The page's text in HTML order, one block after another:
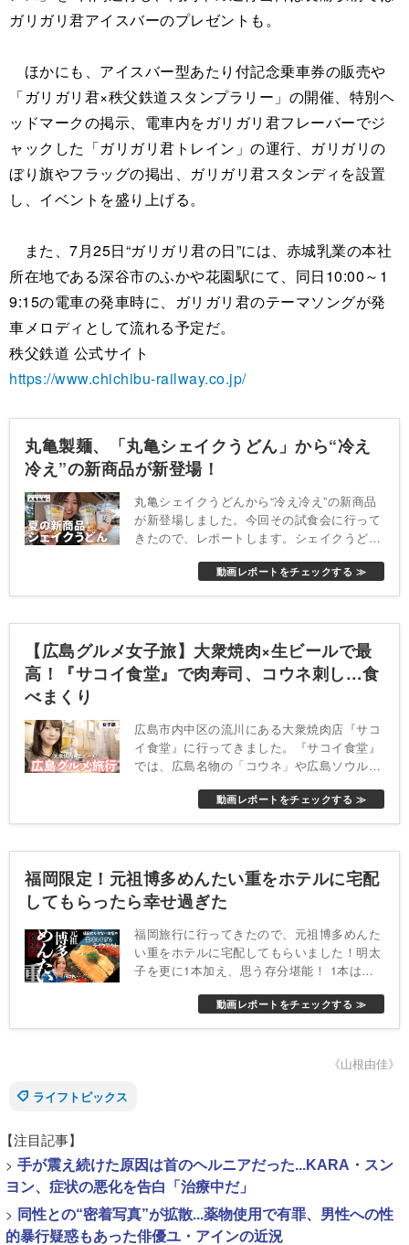
ガリガリ君アイスバーのプレゼントも。
ほかにも、アイスバー型あたり付記念乗車券の販売や
「ガリガリ君×秩父鉄道スタンプラリー」の開催、特別ヘ
ッドマークの掲示、電車内をガリガリ君フレーバーでジ
ャックした「ガリガリ君トレイン」の運行、ガリガリの
ぼり旗やフラッグの掲出、ガリガリ君スタンディを設置
し、イベントを盛り上げる。
また、7月25日“ガリガリ君の日”には、赤城乳業の本社
所在地である深谷市のふかや花園駅にて、同日10:00～1
9:15の電車の発車時に、ガリガリ君のテーマソングが発
車メロディとして流れる予定だ。
秩父鉄道 公式サイト
https://www.chichibu-railway.co.jp/
丸亀製麺、「丸亀シェイクうどん」から“冷え
冷え”の新商品が新登場！
丸亀シェイクうどんから“冷え冷え”の新商品
が新登場しました。今回その試食会に行って
きたので、レポートします。シェイクうどん
いし味も美味しいしびっくり！新しいシェイ
クうどんは18日（火）から全国の丸亀製麺に
動画レポートをチェックする ≫
【広島グルメ女子旅】大衆焼肉×生ビールで最
高！『サコイ食堂』で肉寿司、コウネ刺し…食
べまくり
広島市内中区の流川にある大衆焼肉店『サコ
イ食堂』に行ってきました。『サコイ食堂』
では、広島名物の「コウネ」や広島ソウルフ
動画レポートをチェックする ≫
福岡限定！元祖博多めんたい重をホテルに宅配
してもらったら幸せ過ぎた
福岡旅行に行ってきたので、元祖博多めんた
い重をホテルに宅配してもらいました！明太
子を更に1本加え、思う存分堪能！ 1本は生
は「炙り明太子」から選べます
動画レポートをチェックする ≫
《山根由佳》
ライフトピックス
【注目記事】
> 手が震え続けた原因は首のヘルニアだった...KARA・スン
ヨン、症状の悪化を告白「治療中だ」
> 同性との“密着写真”が拡散...薬物使用で有罪、男性への性
的暴行疑惑もあった俳優ユ・アインの近況